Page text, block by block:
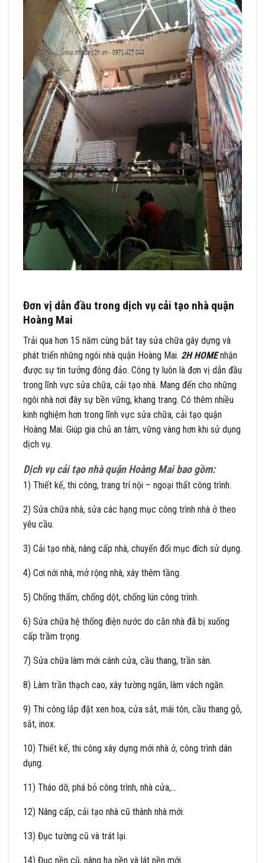
Đơn vị dẫn đầu trong dịch vụ cải tạo nhà quận
Hoàng Mai
Trải qua hơn 15 năm cùng bắt tay sửa chữa gây dựng và
phát triển những ngôi nhà quận Hoàng Mai. 2H HOME nhận
được sự tin tưởng đông đảo. Công ty luôn là đơn vị dẫn đầu
trong lĩnh vực sửa chữa, cải tạo nhà. Mang đến cho những
ngôi nhà nơi đây sự bền vững, khang trang. Có thêm nhiều
kinh nghiệm hơn trong lĩnh vực sửa chữa, cải tạo quận
Hoàng Mai. Giúp gia chủ an tâm, vững vàng hơn khi sử dụng
dịch vụ.
Dịch vụ cải tạo nhà quận Hoàng Mai bao gồm:
1) Thiết kế, thi công, trang trí nội – ngoại thất công trình.
2) Sửa chữa nhà, sửa các hạng mục công trình nhà ở theo
yêu cầu.
3) Cải tạo nhà, nâng cấp nhà, chuyển đổi mục đích sử dụng.
4) Cơi nới nhà, mở rộng nhà, xây thêm tầng.
5) Chống thấm, chống dột, chống lún công trình.
6) Sửa chữa hệ thống điện nước do căn nhà đã bị xuống
cấp trầm trọng.
7) Sửa chữa làm mới cánh cửa, cầu thang, trần sàn.
8) Làm trần thạch cao, xây tường ngăn, làm vách ngăn.
9) Thi công lắp đặt xen hoa, cửa sắt, mái tôn, cầu thang gỗ,
sắt, inox.
10) Thiết kế, thi công xây dựng mới nhà ở, công trình dân
dụng.
11) Tháo dỡ, phá bỏ công trình, nhà cửa,…
12) Nâng cấp, cải tạo nhà cũ thành nhà mới.
13) Đục tường cũ và trát lại.
14) Đục nền cũ, nâng hạ nền và lát nền mới.